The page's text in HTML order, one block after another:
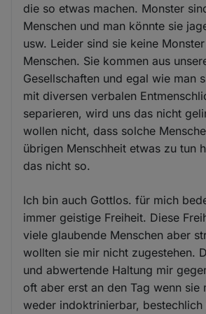
die so etwas machen. Monster
Menschen und man könnte sie
usw. Leider sind sie keine
Menschen. Sie kommen aus
Gesellschaften und egal wie man
mit diversen verbalen
separieren, wird uns das nicht
wollen nicht, dass solche
übrigen Menschheit etwas zu tun
das nicht so.
Ich bin auch Gottlos. für mich
immer geistige Freiheit. Diese
viele glaubende Menschen aber
wollten sie mir nicht zugestehen.
und abwertende Haltung mir
oft aber erst an den Tag wenn sie
weder indoktrinierbar,